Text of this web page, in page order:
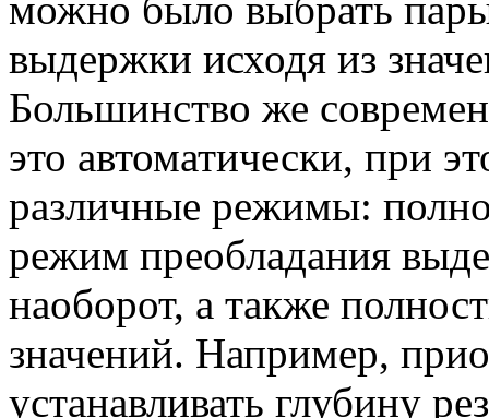
выдержки исходя из
Большинство же
это автоматически, при
различные режимы:
режим преобладания
наоборот, а также
значений. Например,
устанавливать глубину